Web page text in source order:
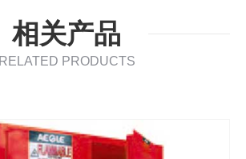
相关产品
RELATED PRODUCTS